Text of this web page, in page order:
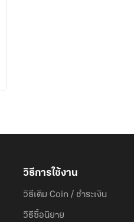
วิธีการใช้งาน
วิธีเติม Coin / ชำระเงิน
วิธีซื้อนิยาย